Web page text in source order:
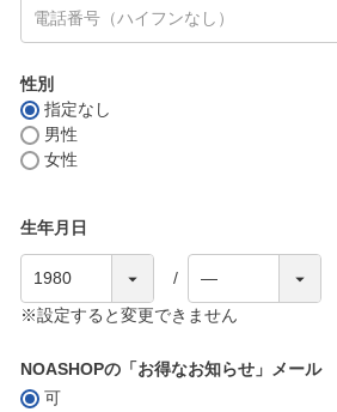
性別
指定なし
男性
女性
生年月日
※設定すると変更できません
NOASHOPの「お得なお知らせ」メール
可